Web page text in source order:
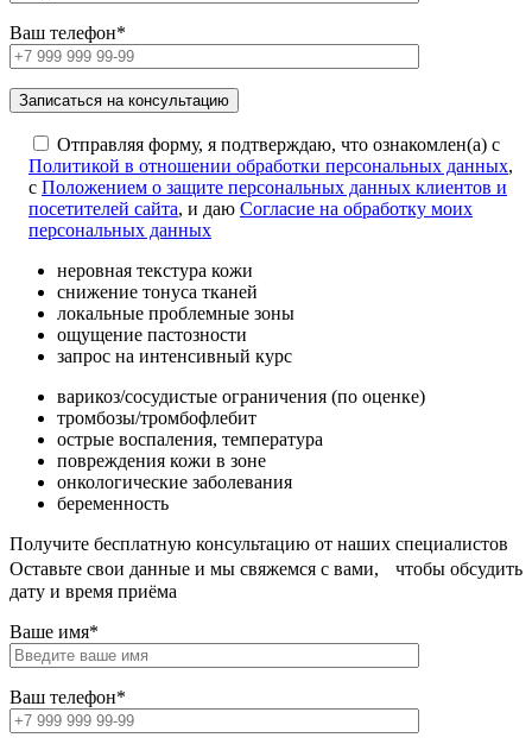
Ваш телефон*
Отправляя форму, я подтверждаю, что ознакомлен(а) с
Политикой в отношении обработки персональных данных,
с Положением о защите персональных данных клиентов и
посетителей сайта, и даю Согласие на обработку моих
персональных данных
неровная текстура кожи
снижение тонуса тканей
локальные проблемные зоны
ощущение пастозности
запрос на интенсивный курс
варикоз/сосудистые ограничения (по оценке)
тромбозы/тромбофлебит
острые воспаления, температура
повреждения кожи в зоне
онкологические заболевания
беременность
Получите бесплатную консультацию от наших специалистов
Оставьте свои данные и мы свяжемся с вами, чтобы обсудить
дату и время приёма
Ваше имя*
Ваш телефон*